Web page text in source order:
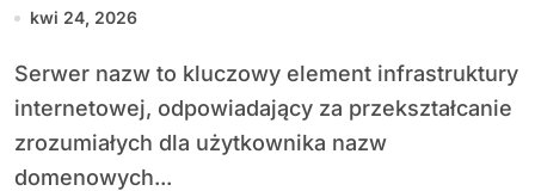
kwi 24, 2026
Serwer nazw to kluczowy element infrastruktury
internetowej, odpowiadający za przekształcanie
zrozumiałych dla użytkownika nazw
domenowych...